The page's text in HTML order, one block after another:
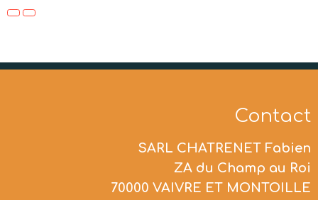
Contact
SARL CHATRENET Fabien
ZA du Champ au Roi
70000 VAIVRE ET MONTOILLE